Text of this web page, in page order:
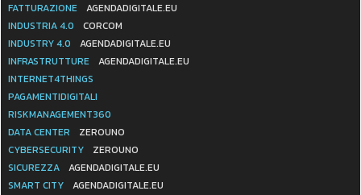
FATTURAZIONE
AGENDADIGITALE.EU
INDUSTRIA 4.0
CORCOM
INDUSTRY 4.0
AGENDADIGITALE.EU
INFRASTRUTTURE
AGENDADIGITALE.EU
INTERNET4THINGS
PAGAMENTIDIGITALI
RISKMANAGEMENT360
DATA CENTER
ZEROUNO
CYBERSECURITY
ZEROUNO
SICUREZZA
AGENDADIGITALE.EU
SMART CITY
AGENDADIGITALE.EU